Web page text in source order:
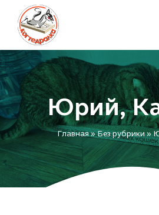
content
Юрий,
Главная»Без рубрики»